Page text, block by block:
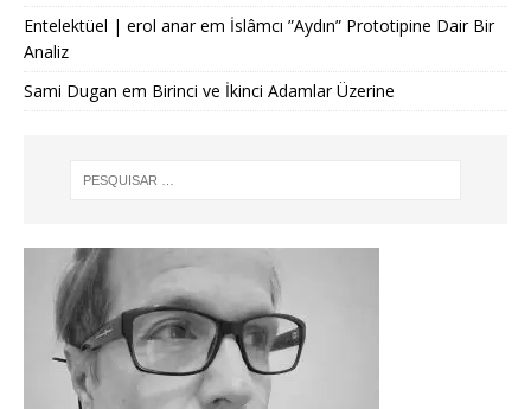
Entelektüel | erol anarem İslâmcı ”Aydın” Prototipine Dair Bir
Analiz
Sami Dugan em Birinci ve İkinci Adamlar Üzerine